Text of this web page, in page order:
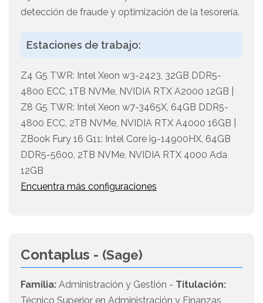
detección de fraude y optimización de la tesorería.
Estaciones de trabajo:
Z4 G5 TWR: Intel Xeon w3-2423, 32GB DDR5-
4800 ECC, 1TB NVMe, NVIDIA RTX A2000 12GB |
Z8 G5 TWR: Intel Xeon w7-3465X, 64GB DDR5-
4800 ECC, 2TB NVMe, NVIDIA RTX A4000 16GB |
ZBook Fury 16 G11: Intel Core i9-14900HX, 64GB
DDR5-5600, 2TB NVMe, NVIDIA RTX 4000 Ada
12GB
Encuentra más configuraciones
Contaplus - (Sage)
Familia: Administración y Gestión - Titulación:
Técnico Superior en Administración y Finanzas